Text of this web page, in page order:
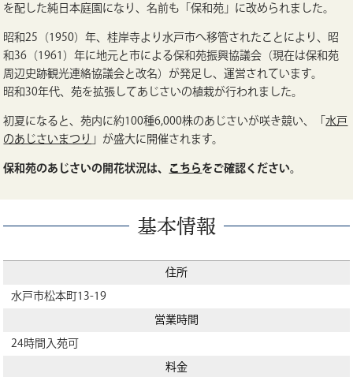
を配した純日本庭園になり、名前も「保和苑」に改められました。
昭和25（1950）年、桂岸寺より水戸市へ移管されたことにより、昭
和36（1961）年に地元と市による保和苑振興協議会（現在は保和苑
周辺史跡観光連絡協議会と改名）が発足し、運営されています。
昭和30年代、苑を拡張してあじさいの植栽が行われました。
初夏になると、苑内に約100種6,000株のあじさいが咲き競い、「水戸
のあじさいまつり」が盛大に開催されます。
保和苑のあじさいの開花状況は、こちらをご確認ください。
基本情報
住所
水戸市松本町13-19
営業時間
24時間入苑可
料金